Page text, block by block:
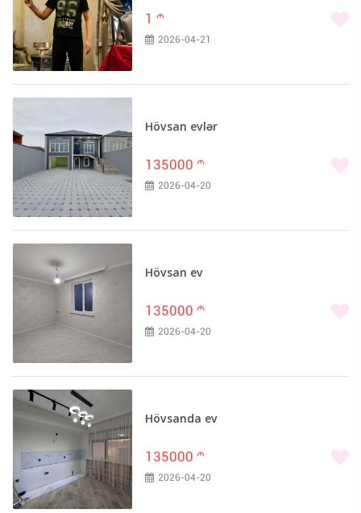
1 m
2026-04-21
Hövsan evlər
135000 m
2026-04-20
Hövsan ev
135000 m
2026-04-20
Hövsanda ev
135000 m
2026-04-20